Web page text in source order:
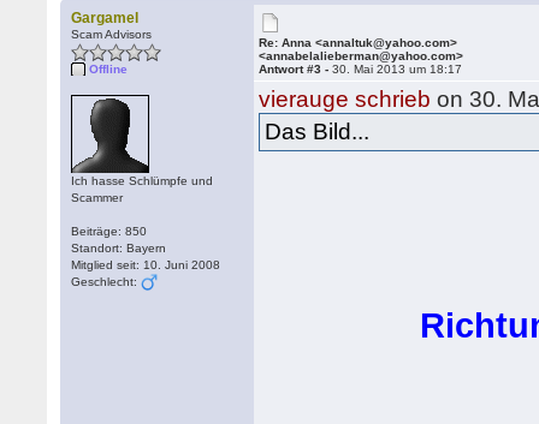
Gargamel
Scam Advisors
Offline
Ich hasse Schlümpfe und
Scammer
Beiträge: 850
Standort: Bayern
Mitglied seit: 10. Juni 2008
Geschlecht:
Re: Anna <annaltuk@yahoo.com>
<annabelalieberman@yahoo.com>
Antwort #3 -30. Mai 2013 um 18:17
vierauge schrieb on 30.
Das Bild...